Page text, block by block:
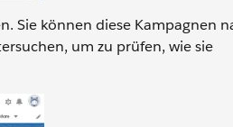
Sie können diese Kampagnen
um zu prüfen, wie sie